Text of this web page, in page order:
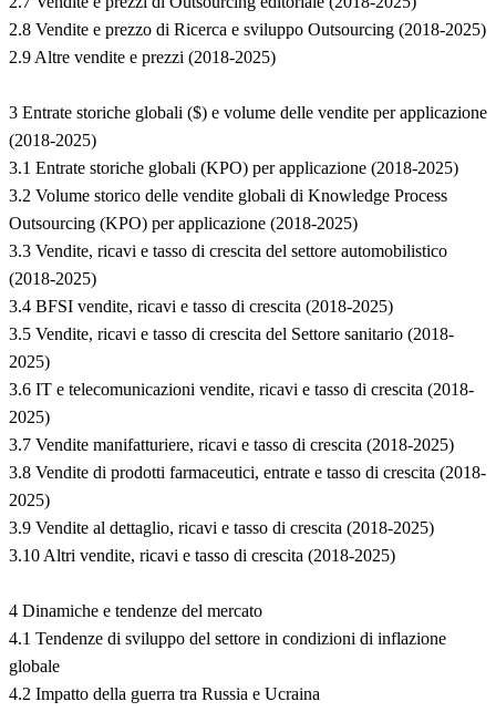
2.8 Vendite e prezzo di Ricerca e sviluppo Outsourcing (2018-2025)
2.9 Altre vendite e prezzi (2018-2025)
3 Entrate storiche globali ($) e volume delle vendite per applicazione
(2018-2025)
3.1 Entrate storiche globali (KPO) per applicazione (2018-2025)
3.2 Volume storico delle vendite globali di Knowledge Process
Outsourcing (KPO) per applicazione (2018-2025)
3.3 Vendite, ricavi e tasso di crescita del settore automobilistico
(2018-2025)
3.4 BFSI vendite, ricavi e tasso di crescita (2018-2025)
3.5 Vendite, ricavi e tasso di crescita del Settore sanitario (2018-
2025)
3.6 IT e telecomunicazioni vendite, ricavi e tasso di crescita (2018-
2025)
3.7 Vendite manifatturiere, ricavi e tasso di crescita (2018-2025)
3.8 Vendite di prodotti farmaceutici, entrate e tasso di crescita (2018-
2025)
3.9 Vendite al dettaglio, ricavi e tasso di crescita (2018-2025)
3.10 Altri vendite, ricavi e tasso di crescita (2018-2025)
4 Dinamiche e tendenze del mercato
4.1 Tendenze di sviluppo del settore in condizioni di inflazione
globale
4.2 Impatto della guerra tra Russia e Ucraina